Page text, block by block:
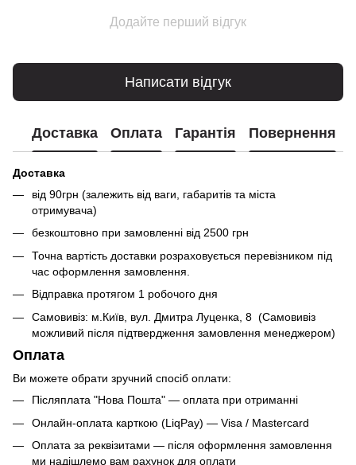
Додайте перший відгук
Написати відгук
Доставка Оплата Гарантія Повернення
Доставка
від 90грн (залежить від ваги, габаритів та міста
отримувача)
безкоштовно при замовленні від 2500 грн
Точна вартість доставки розраховується перевізником під
час оформлення замовлення.
Відправка протягом 1 робочого дня
Самовивіз: м.Київ, вул. Дмитра Луценка, 8 (Самовивіз
можливий після підтвердження замовлення менеджером)
Оплата
Ви можете обрати зручний спосіб оплати:
Післяплата "Нова Пошта" — оплата при отриманні
Онлайн-оплата карткою (LiqPay) — Visa / Mastercard
Оплата за реквізитами — після оформлення замовлення
ми надішлемо вам рахунок для оплати